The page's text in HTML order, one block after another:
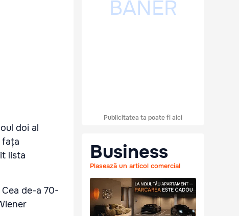
doi al
fața
lista
de-a 70-
Publicitatea ta poate fi aici
Business
Plasează un articol comercial